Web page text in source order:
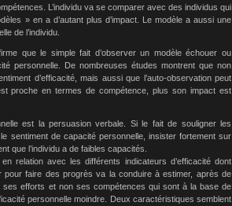
L’individu va se comparer avec des individus qui
» en a d’autant plus d’impact. Le modèle a aussi une
de l’individu.
que le simple fait d’observer un modèle échouer ou
personnelle. De nombreuses études montrent que non
d’efficacité, mais aussi que l’auto-observation peut
proche en termes de compétence, plus son impact est
est la persuasion verbale. Si le fait de souligner les
sentiment de capacité personnelle, insister fortement sur
que l’individu a de faibles capacités.
relation avec les différents indicateurs d’efficacité dont
pour faire des progrès va la conduire à estimer, après de
efforts et non ses compétences qui sont à la base de
personnelle moindre. Deux caractéristiques semblent